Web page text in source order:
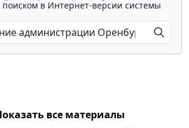
поиском в Интернет-версии системы
все материалы